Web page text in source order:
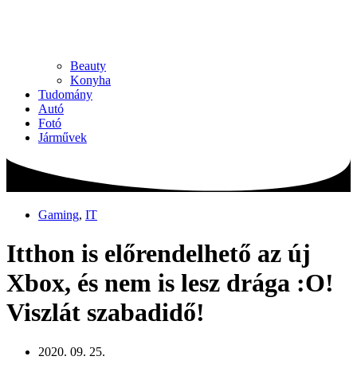
Beauty
Konyha
Tudomány
Autó
Fotó
Járművek
Gaming, IT
Itthon is előrendelhető az új
Xbox, és nem is lesz drága :O!
Viszlát szabadidő!
2020. 09. 25.